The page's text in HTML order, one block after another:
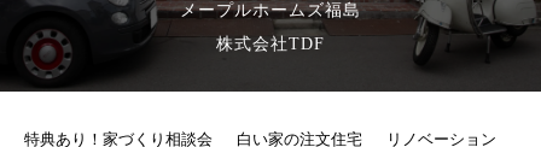
メープルホームズ福島
株式会社TDF
特典あり！家づくり相談会 白い家の注文住宅 リノベーション